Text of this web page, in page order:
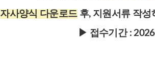
자사양식 다운로드후, 지원서류 작성
▶ 접수기간 :